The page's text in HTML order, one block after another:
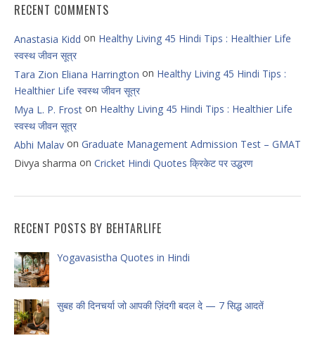
RECENT COMMENTS
Anastasia Kidd on Healthy Living 45 Hindi Tips : Healthier Life
स्वस्थ जीवन सूत्र
Tara Zion Eliana Harrington on Healthy Living 45 Hindi Tips :
Healthier Life स्वस्थ जीवन सूत्र
Mya L. P. Frost on Healthy Living 45 Hindi Tips : Healthier Life
स्वस्थ जीवन सूत्र
Abhi Malav on Graduate Management Admission Test – GMAT
Divya sharma on Cricket Hindi Quotes क्रिकेट पर उद्धरण
RECENT POSTS BY BEHTARLIFE
Yogavasistha Quotes in Hindi
सुबह की दिनचर्या जो आपकी ज़िंदगी बदल दे — 7 सिद्ध आदतें